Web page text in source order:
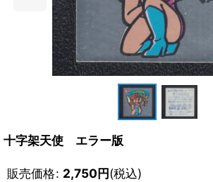
十字架天使 エラー版
販売価格: 2,750円(税込)